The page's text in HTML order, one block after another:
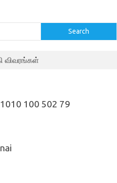
Search
விவரங்கள்
100 502 79